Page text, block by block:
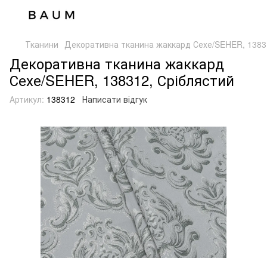
Тканини Декоративна тканина жаккард Сехе/SEHER,
Декоративна тканина жаккард
Сехе/SEHER, 138312, Сріблястий
Артикул: 138312 Написати відгук